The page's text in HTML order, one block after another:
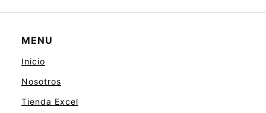
MENU
Inicio
Nosotros
Tienda Excel